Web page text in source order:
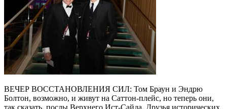
ВЕЧЕР ВОССТАНОВЛЕНИЯ СИЛ: Том Браун и Эндрю
Болтон, возможно, и живут на Саттон-плейс, но теперь они,
так сказать, послы Верхнего Ист-Сайда. Друзья исторических